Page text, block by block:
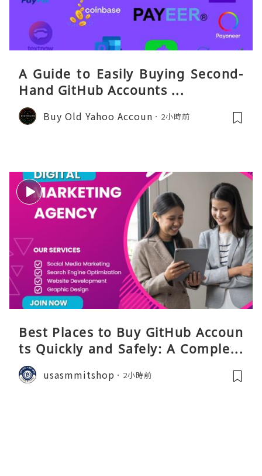
A Guide to Easily Buying Second-
Hand GitHub Accounts ...
Buy Old Yahoo Accoun 2小時前
Best Places to Buy GitHub Accoun
ts Quickly and Safely: A Complete
Guide
usasmmitshop 2小時前